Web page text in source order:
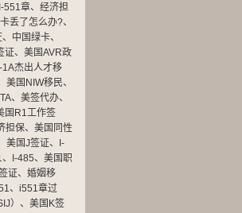
I-551章、 经济担
丢了怎么办?、
、 中国绿卡、
证、 美国AVR政
1A杰出人才移
美国NIW移民、
、 美签代办、
国R1工作签
担保、 美国同性
美国J签证、
I-
、 I-485、 美国职
证、 婚姻移
、 i551章过
） 、 美国K签